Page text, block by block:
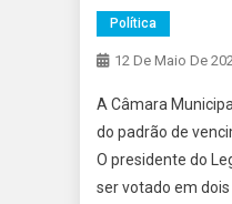
Política
12 De Maio De
A Câmara
do padrão de
O presidente do
ser votado em